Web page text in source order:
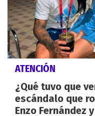
ATENCIÓN
¿Qué tuvo que
escándalo que
Enzo Fernández